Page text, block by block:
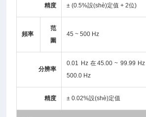
精度 ± (0.5%設(shè)定值 + 2位)
頻率
范
圍
45 ~ 500 Hz
分辨率
0.01 Hz 在45.00 ~ 99.99
500.0 Hz
精度 ± 0.02%設(shè)定值